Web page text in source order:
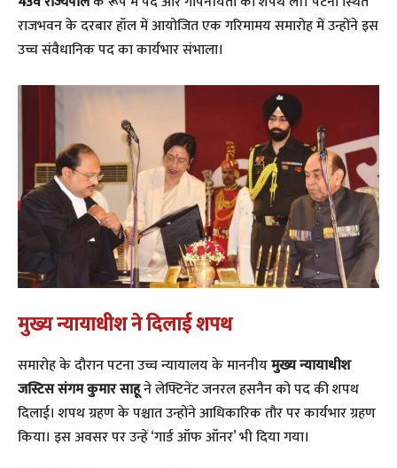
राजभवन के दरबार हॉल में आयोजित एक गरिमामय समारोह में उन्होंने इस
उच्च संवैधानिक पद का कार्यभार संभाला।
मुख्य न्यायाधीश ने दिलाई शपथ
​समारोह के दौरान पटना उच्च न्यायालय के माननीयमुख्य न्यायाधीश
जस्टिस संगम कुमार साहूने लेफ्टिनेंट जनरल हसनैन को पद की शपथ
दिलाई। शपथ ग्रहण के पश्चात उन्होंने आधिकारिक तौर पर कार्यभार ग्रहण
किया। इस अवसर पर उन्हें ‘गार्ड ऑफ ऑनर’ भी दिया गया।